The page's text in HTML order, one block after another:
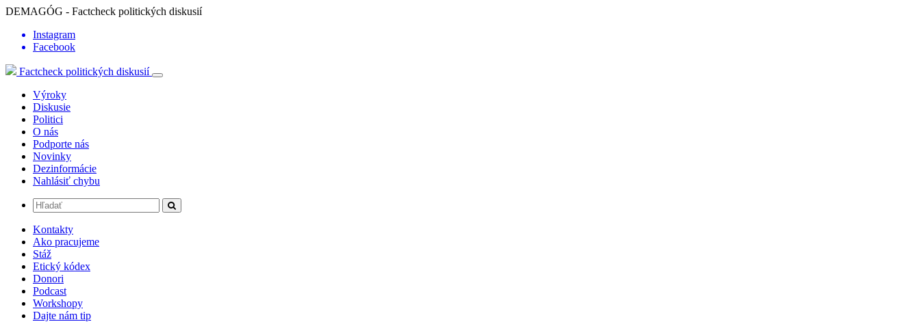
DEMAGÓG - Factcheck politických diskusií
Instagram
Facebook
Factcheck politických diskusií
Výroky
Diskusie
Politici
O nás
Podporte nás
Novinky
Dezinformácie
Nahlásiť chybu
Kontakty
Ako pracujeme
Stáž
Etický kódex
Donori
Podcast
Workshopy
Dajte nám tip